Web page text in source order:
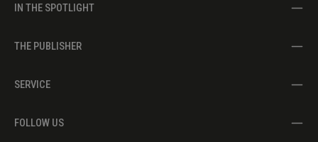
IN THE SPOTLIGHT
THE PUBLISHER
SERVICE
FOLLOW US